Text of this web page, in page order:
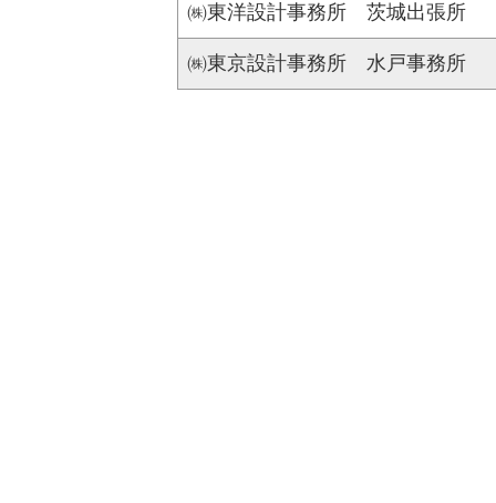
㈱東洋設計事務所 茨城出張所
㈱東京設計事務所 水戸事務所